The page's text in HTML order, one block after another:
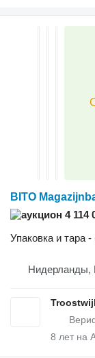
BITO
4 114
Упаковка и тара
Нидерланды,
8 лет на